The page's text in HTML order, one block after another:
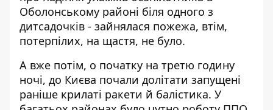
Оболонському районі біля одного з
дитсадочків - зайнялася пожежа, втім,
потерпілих, на щастя, не було.
А вже потім, о початку на третю годину
ночі, до Києва почали долітати запущені
раніше крилаті ракети й балістика. У